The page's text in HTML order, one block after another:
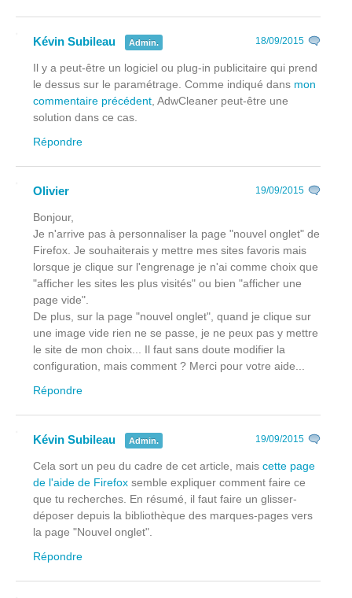
Kévin Subileau Admin. 18/09/2015
Il y a peut-être un logiciel ou plug-in publicitaire qui prend
le dessus sur le paramétrage. Comme indiqué dans mon
commentaire précédent, AdwCleaner peut-être une
solution dans ce cas.
Répondre
Olivier 19/09/2015
Bonjour,
Je n'arrive pas à personnaliser la page "nouvel onglet" de
Firefox. Je souhaiterais y mettre mes sites favoris mais
lorsque je clique sur l'engrenage je n'ai comme choix que
"afficher les sites les plus visités" ou bien "afficher une
page vide".
De plus, sur la page "nouvel onglet", quand je clique sur
une image vide rien ne se passe, je ne peux pas y mettre
le site de mon choix... Il faut sans doute modifier la
configuration, mais comment ? Merci pour votre aide...
Répondre
Kévin Subileau Admin. 19/09/2015
Cela sort un peu du cadre de cet article, mais cette page
de l'aide de Firefox semble expliquer comment faire ce
que tu recherches. En résumé, il faut faire un glisser-
déposer depuis la bibliothèque des marques-pages vers
la page "Nouvel onglet".
Répondre